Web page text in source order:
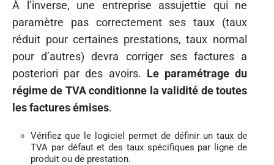
À l’inverse, une entreprise assujettie qui ne
paramètre pas correctement ses taux (taux
réduit pour certaines prestations, taux normal
pour d’autres) devra corriger ses factures a
posteriori par des avoirs. Le paramétrage du
régime de TVA conditionne la validité de toutes
les factures émises.
Vérifiez que le logiciel permet de définir un taux de
TVA par défaut et des taux spécifiques par ligne de
produit ou de prestation.